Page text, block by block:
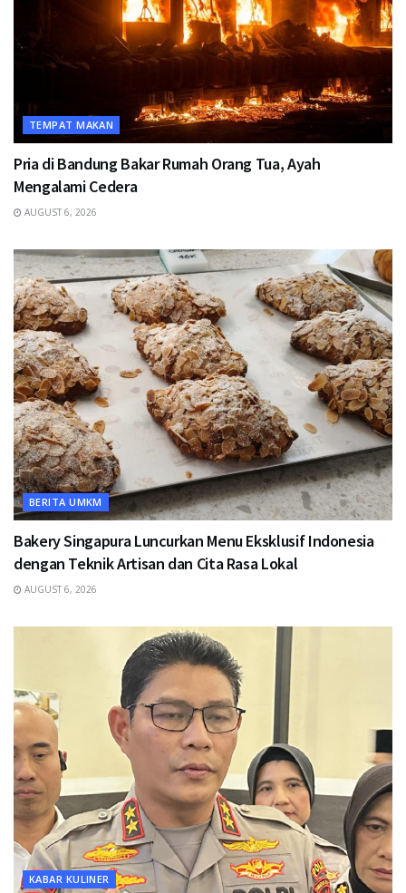
TEMPAT MAKAN
Pria di Bandung Bakar Rumah Orang Tua, Ayah
Mengalami Cedera
AUGUST 6, 2026
BERITA UMKM
Bakery Singapura Luncurkan Menu Eksklusif Indonesia
dengan Teknik Artisan dan Cita Rasa Lokal
AUGUST 6, 2026
KABAR KULINER